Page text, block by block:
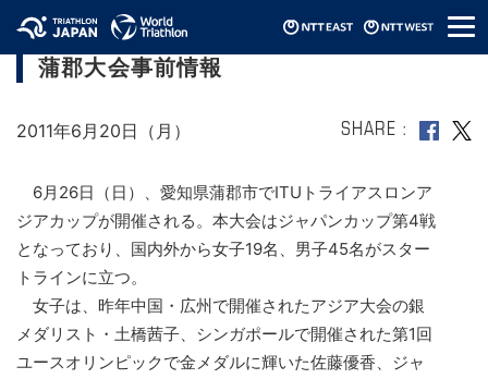
メ
ニ
ジャパンカップ第4戦・ITUアジアカップ
蒲郡大会事前情報
2011年6月20日（月） SHARE
6月26日（日）、愛知県蒲郡市でITUトライアスロンア
ジアカップが開催される。本大会はジャパンカップ第4戦
となっており、国内外から女子19名、男子45名がスター
トラインに立つ。
女子は、昨年中国・広州で開催されたアジア大会の銀
メダリスト・土橋茜子、シンガポールで開催された第1回
ユースオリンピックで金メダルに輝いた佐藤優香、ジャ